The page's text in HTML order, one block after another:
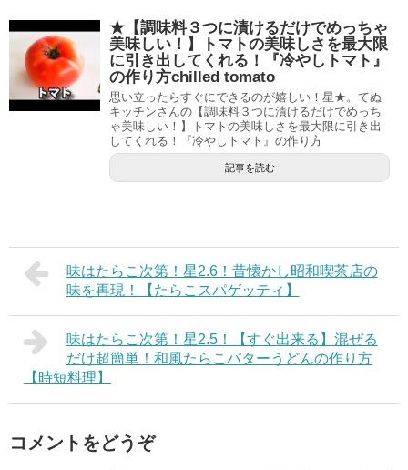
★【調味料３つに漬けるだけでめっちゃ
美味しい！】トマトの美味しさを最大限
に引き出してくれる！『冷やしトマト』
の作り方chilled tomato
思い立ったらすぐにできるのが嬉しい！星★。てぬ
キッチンさんの【調味料３つに漬けるだけでめっち
ゃ美味しい！】トマトの美味しさを最大限に引き出
してくれる！『冷やしトマト』の作り方
記事を読む
味はたらこ次第！星2.6！昔懐かし昭和喫茶店の
味を再現！【たらこスパゲッティ】
味はたらこ次第！星2.5！【すぐ出来る】混ぜる
だけ超簡単！和風たらこバターうどんの作り方
【時短料理】
コメントをどうぞ